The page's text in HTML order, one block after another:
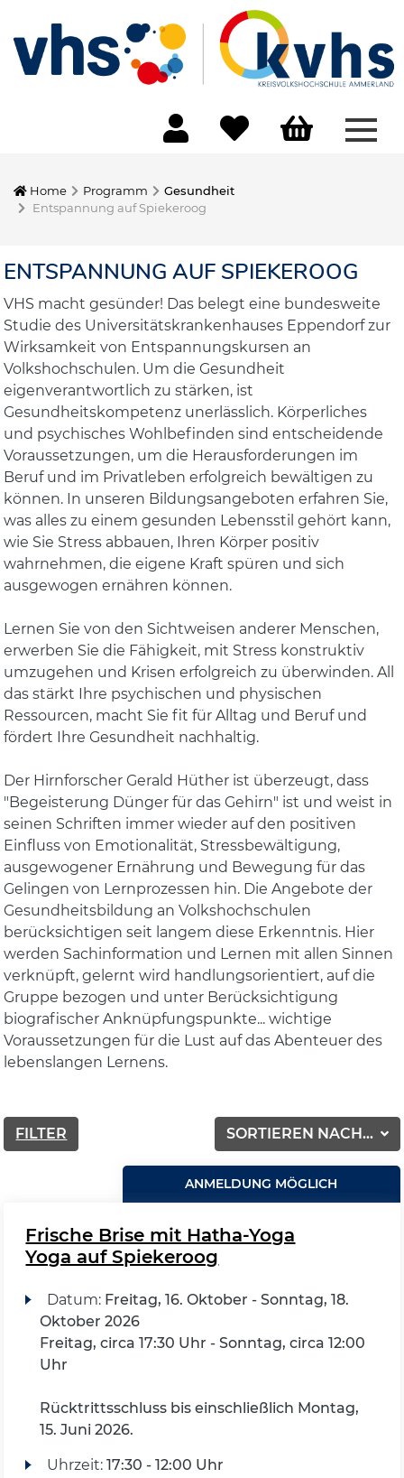
Home Programm
Gesundheit
Entspannung auf Spiekeroog
ENTSPANNUNG AUF SPIEKEROOG
VHS macht gesünder! Das belegt eine bundesweite
Studie des Universitätskrankenhauses Eppendorf zur
Wirksamkeit von Entspannungskursen an
Volkshochschulen. Um die Gesundheit
eigenverantwortlich zu stärken, ist
Gesundheitskompetenz unerlässlich. Körperliches
und psychisches Wohlbefinden sind entscheidende
Voraussetzungen, um die Herausforderungen im
Beruf und im Privatleben erfolgreich bewältigen zu
können. In unseren Bildungsangeboten erfahren Sie,
was alles zu einem gesunden Lebensstil gehört kann,
wie Sie Stress abbauen, Ihren Körper positiv
wahrnehmen, die eigene Kraft spüren und sich
ausgewogen ernähren können.
Lernen Sie von den Sichtweisen anderer Menschen,
erwerben Sie die Fähigkeit, mit Stress konstruktiv
umzugehen und Krisen erfolgreich zu überwinden. All
das stärkt Ihre psychischen und physischen
Ressourcen, macht Sie fit für Alltag und Beruf und
fördert Ihre Gesundheit nachhaltig.
Der Hirnforscher Gerald Hüther ist überzeugt, dass
"Begeisterung Dünger für das Gehirn" ist und weist in
seinen Schriften immer wieder auf den positiven
Einfluss von Emotionalität, Stressbewältigung,
ausgewogener Ernährung und Bewegung für das
Gelingen von Lernprozessen hin. Die Angebote der
Gesundheitsbildung an Volkshochschulen
berücksichtigen seit langem diese Erkenntnis. Hier
werden Sachinformation und Lernen mit allen Sinnen
verknüpft, gelernt wird handlungsorientiert, auf die
Gruppe bezogen und unter Berücksichtigung
biografischer Anknüpfungspunkte... wichtige
Voraussetzungen für die Lust auf das Abenteuer des
lebenslangen Lernens.
SORTIEREN NACH...
FILTER
ANMELDUNG MÖGLICH
Frische Brise mit Hatha-Yoga
Yoga auf Spiekeroog
Datum: Freitag, 16. Oktober - Sonntag, 18.
Oktober 2026
Freitag, circa 17:30 Uhr - Sonntag, circa 12:00
Uhr
Rücktrittsschluss bis einschließlich Montag,
15. Juni 2026.
Uhrzeit: 17:30 - 12:00 Uhr